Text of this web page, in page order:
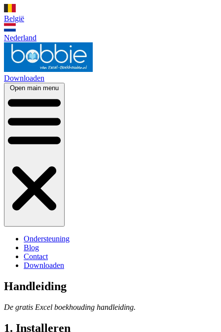
België
Nederland
Downloaden
Open main menu
Ondersteuning
Blog
Contact
Downloaden
Handleiding
De gratis Excel boekhouding handleiding.
1. Installeren